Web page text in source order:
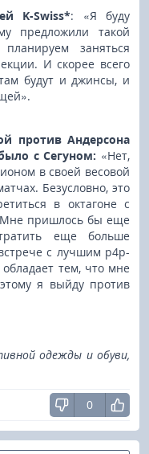
K-Swiss*: «Я буду
предложили такой
заняться
И скорее всего
будут и джинсы, и
против Андерсона
с Сегуном: «Нет,
в своей весовой
Безусловно, это
в октагоне с
Мне пришлось бы еще
еще больше
с лучшим p4p-
тем, что мне
я выйду против
одежды и обуви,
0